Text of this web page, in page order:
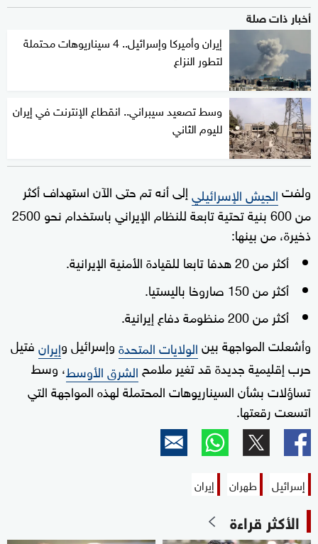
أخبار ذات صلة
إيران وأميركا وإسرائيل.. 4 سيناريوهات محتملة
لتطور النزاع
وسط تصعيد سيبراني.. انقطاع الإنترنت في إيران
لليوم الثاني
ولفتالجيش الإسرائيليإلى أنه تم حتى الآن استهداف أكثر
من 600 بنية تحتية تابعة للنظام الإيراني باستخدام نحو 2500
ذخيرة، من بينها:
أكثر من 20 هدفا تابعا للقيادة الأمنية الإيرانية.
أكثر من 150 صاروخا باليستيا.
أكثر من 200 منظومة دفاع إيرانية.
وأشعلت المواجهة بينالولايات المتحدةوإسرائيل وإيرانفتيل
حرب إقليمية جديدة قد تغير ملامحالشرق الأوسط، وسط
تساؤلات بشأن السيناريوهات المحتملة لهذه المواجهة التي
اتسعت رقعتها.
إسرائيل طهران إيران
الأكثر قراءة